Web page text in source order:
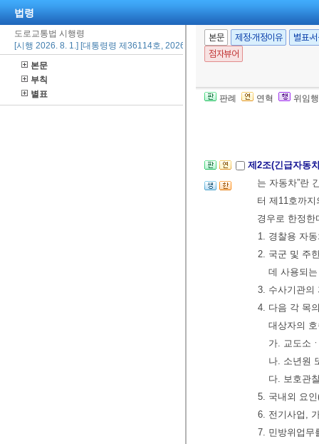
법령
도로교통법 시행령
[시행 2026. 8. 1.] [대통령령 제36114호, 2026. 2. 19., 일부개정]
본문
부칙
별표
본문 제정·개정이유
별표·
점자뷰어
판례 연혁 위임
제1조(목적) 이
제2조(긴급자동
는 자동차”란
터 제11호까
경우로 한정
1. 경찰용 자
2. 국군 및 주
데 사용되
3. 수사기관의
4. 다음 각 목
대상자의
가. 교도소
나. 소년원
다. 보호관
5. 국내외 요
6. 전기사업,
7. 민방위업무